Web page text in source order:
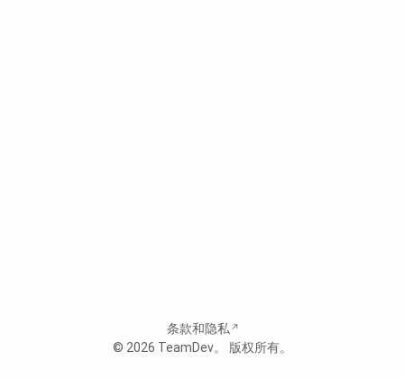
© 2026 TeamDev。 版权所有。
条款和隐私